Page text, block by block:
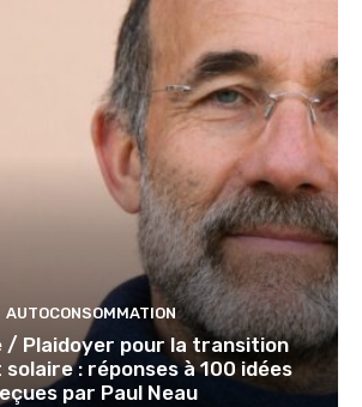
AUTOCONSOMMATION
/ Plaidoyer pour la transition
: réponses à 100 idées
par Paul Neau